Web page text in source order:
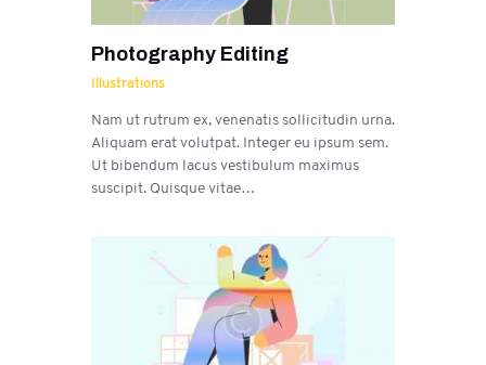
Photography Editing
Illustrations
Nam ut rutrum ex, venenatis sollicitudin urna.
Aliquam erat volutpat. Integer eu ipsum sem.
Ut bibendum lacus vestibulum maximus
suscipit. Quisque vitae…